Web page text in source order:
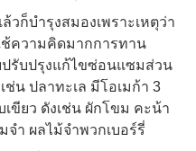
วก็บำรุงสมองเพราะเหตุว่า
ช้ความคิดมากการทาน
รับปรุงแก้ไขซ่อนแซมส่วน
น ปลาทะเล มีโอเมก้า 3
ขียว ดังเช่น ผักโขม คะน้า
ำ ผลไม้จำพวกเบอร์รี่